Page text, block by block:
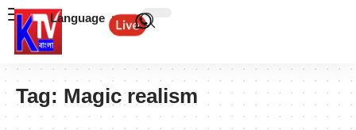
Language
Tag: Magic realism